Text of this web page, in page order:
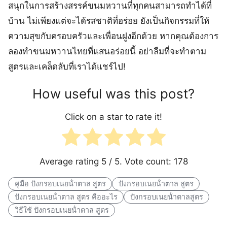
สนุกในการสร้างสรรค์ขนมหวานที่ทุกคนสามารถทำได้ที่
บ้าน ไม่เพียงแต่จะได้รสชาติที่อร่อย ยังเป็นกิจกรรมที่ให้
ความสุขกับครอบครัวและเพื่อนฝูงอีกด้วย หากคุณต้องการ
ลองทำขนมหวานไทยที่แสนอร่อยนี้ อย่าลืมที่จะทำตาม
สูตรและเคล็ดลับที่เราได้แชร์ไป!
How useful was this post?
Click on a star to rate it!
Average rating 5/ 5. Vote count: 178
คู่มือ ปังกรอบเนยน้ําตาล สูตร
ปังกรอบเนยน้ําตาล สูตร
ปังกรอบเนยน้ําตาล สูตร คืออะไร
ปังกรอบเนยน้ําตาลสูตร
วิธีใช้ ปังกรอบเนยน้ําตาล สูตร